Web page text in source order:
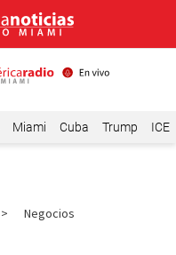
Miami Cuba Trump ICE
> Negocios